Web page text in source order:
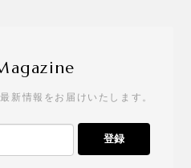
新情報をお届けいたします。
登録